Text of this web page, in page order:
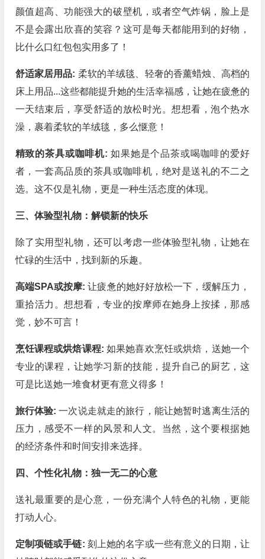
颜值超高、功能强大的破壁机，或者空气炸锅，脸上是
不是会露出欣喜的笑容？这可是每天都能用到的好物，
比什么口红包包实用多了！
舒适家居用品: 柔软的羊绒毯、轻奢的香薰蜡烛、高档的
床上用品...这些都能提升她的生活幸福感，让她在疲惫的
一天结束后，享受舒适的放松时光。想想看，泡个热水
澡，裹着柔软的羊绒毯，多么惬意！
精致的茶具或咖啡机:如果她是个品茶或喝咖啡的爱好
者，一套高品质的茶具或咖啡机，绝对是送礼的不二之
选。这不仅是礼物，更是一种生活态度的体现。
三、体验型礼物：解锁新的快乐
除了实用型礼物，还可以考虑一些体验型礼物，让她在
忙碌的生活中，找到新的乐趣。
高端SPA或按摩:让疲惫的她好好放松一下，缓解压力，
重拾活力。想想看，专业的按摩师在她身上按揉，那感
觉，妙不可言！
烹饪课程或烘焙课程: 如果她喜欢烹饪或烘焙，送她一个
专业的课程，让她学习新的技能，提升自己的厨艺，这
可是比送她一堆食材更有意义得多！
旅行体验:一次说走就走的旅行，能让她暂时逃离生活的
压力，感受不一样的风景和人文。当然，这个要根据她
的经济条件和时间安排来选择。
四、个性化礼物：独一无二的心意
送礼最重要的是心意，一份充满个人特色的礼物，更能
打动人心。
定制项链或手链: 刻上她的名字或一些有意义的日期，让